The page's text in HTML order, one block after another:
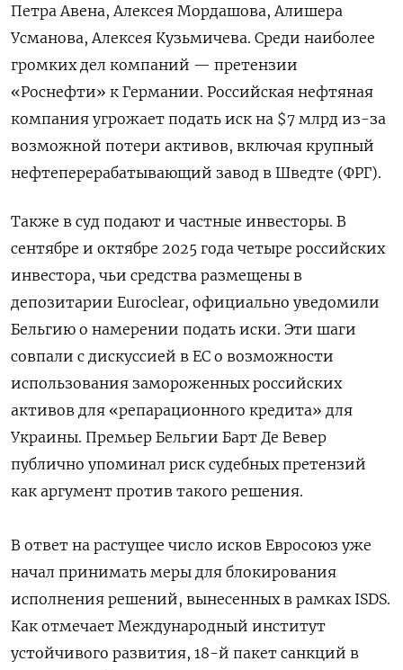
Петра Авена, Алексея Мордашова, Алишера
Усманова, Алексея Кузьмичева. Среди наиболее
громких дел компаний — претензии
«Роснефти» к Германии. Российская нефтяная
компания угрожает подать иск на $7 млрд из-за
возможной потери активов, включая крупный
нефтеперерабатывающий завод в Шведте (ФРГ).
Также в суд подают и частные инвесторы. В
сентябре и октябре 2025 года четыре российских
инвестора, чьи средства размещены в
депозитарии Euroclear, официально уведомили
Бельгию о намерении подать иски. Эти шаги
совпали с дискуссией в ЕС о возможности
использования замороженных российских
активов для «репарационного кредита» для
Украины. Премьер Бельгии Барт Де Вевер
публично упоминал риск судебных претензий
как аргумент против такого решения.
В ответ на растущее число исков Евросоюз уже
начал принимать меры для блокирования
исполнения решений, вынесенных в рамках ISDS.
Как отмечает Международный институт
устойчивого развития, 18-й пакет санкций в